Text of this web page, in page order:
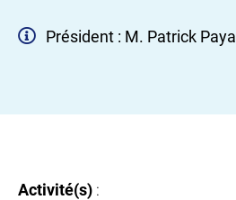
Président : M. Patrick Paya
Activité(s) :